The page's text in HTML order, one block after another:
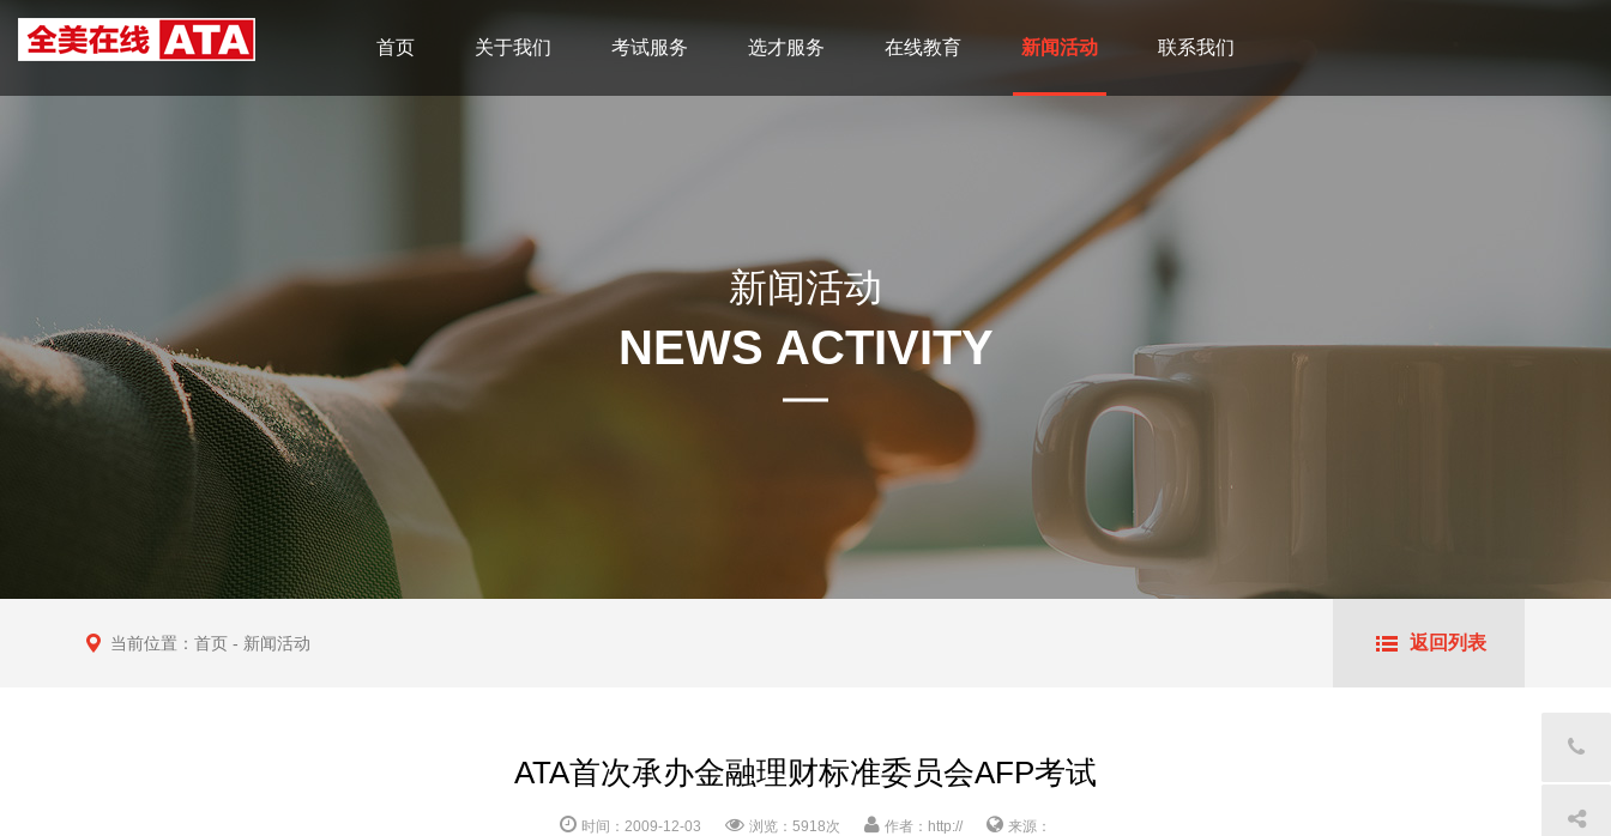
首页 关于我们 考试服务 选才服务 在线教育 新闻活动 联系我们
新闻活动
NEWS ACTIVITY
当前位置： 首页 - 新闻活动 返回列表
ATA首次承办金融理财标准委员会AFP考试
时间：2009-12-03 浏览：5918次 作者：http:// 来源：